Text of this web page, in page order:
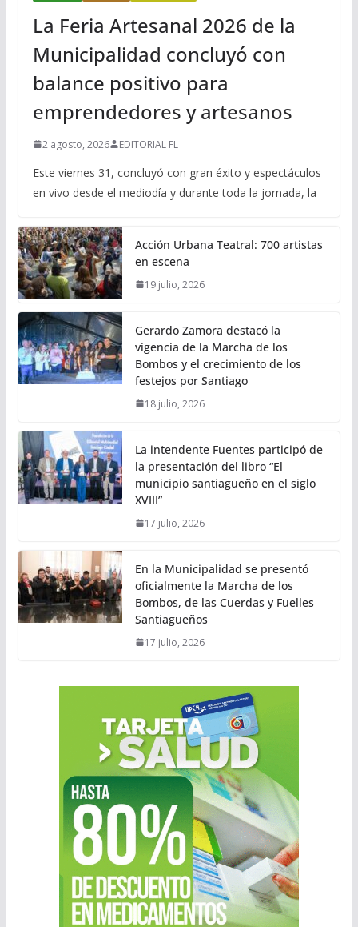
La Feria Artesanal 2026 de la
Municipalidad concluyó con
balance positivo para
emprendedores y artesanos
2 agosto, 2026 EDITORIAL FL
Este viernes 31, concluyó con gran éxito y espectáculos
en vivo desde el mediodía y durante toda la jornada, la
Acción Urbana Teatral: 700 artistas
en escena
19 julio, 2026
Gerardo Zamora destacó la
vigencia de la Marcha de los
Bombos y el crecimiento de los
festejos por Santiago
18 julio, 2026
La intendente Fuentes participó de
la presentación del libro “El
municipio santiagueño en el siglo
XVIII”
17 julio, 2026
En la Municipalidad se presentó
oficialmente la Marcha de los
Bombos, de las Cuerdas y Fuelles
Santiagueños
17 julio, 2026